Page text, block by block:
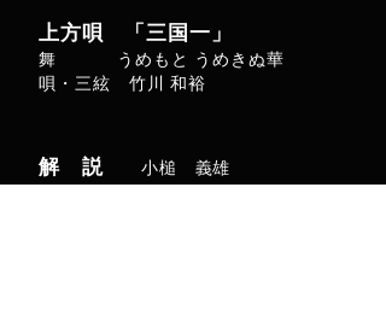
上方唄「三国一」
舞 うめもと うめきぬ華
唄・三絃 竹川 和裕
解 説 小槌 義雄